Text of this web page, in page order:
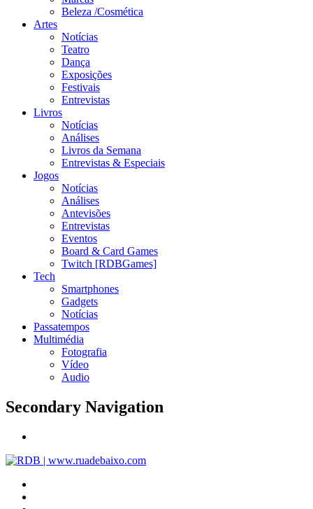
Beleza /Cosmética
Artes
Notícias
Teatro
Dança
Exposições
Festivais
Entrevistas
Livros
Notícias
Análises
Livros da Semana
Entrevistas & Especiais
Jogos
Notícias
Análises
Antevisões
Entrevistas
Eventos
Board & Card Games
Twitch [RDBGames]
Tech
Smartphones
Gadgets
Notícias
Passatempos
Multimédia
Fotografia
Vídeo
Audio
Secondary Navigation